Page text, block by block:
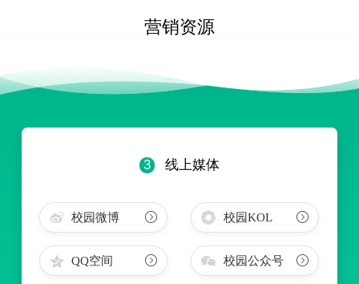
营销资源
3 线上媒体
校园微博 校园KOL
QQ空间 校园公众号